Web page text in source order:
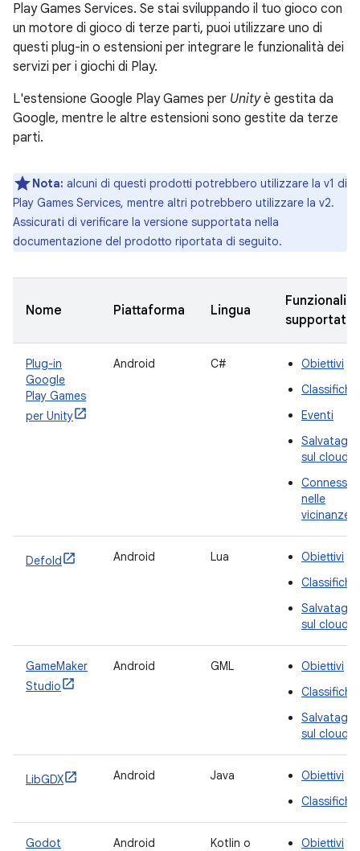
Play Games Services. Se stai sviluppando il tuo gioco con
un motore di gioco di terze parti, puoi utilizzare uno di
questi plug-in o estensioni per integrare le funzionalità dei
servizi per i giochi di Play.
L'estensione Google Play Games per Unityè gestita da
Google, mentre le altre estensioni sono gestite da terze
parti.
Nota: alcuni di questi prodotti potrebbero utilizzare la v1 di
Play Games Services, mentre altri potrebbero utilizzare la v2.
Assicurati di verificare la versione supportata nella
documentazione del prodotto riportata di seguito.
Nome Piattaforma Lingua
Funzionalità
supportate
Plug-in
Google
Play Games
per Unity
Android C#
Obiettivi
Classifiche
Eventi
sul cloud
nelle
vicinanze
Defold Android Lua
Obiettivi
Classifiche
sul cloud
GameMaker
Studio
Android GML
Obiettivi
Classifiche
sul cloud
LibGDX Android Java
Obiettivi
Classifiche
Godot Android Kotlin o Obiettivi